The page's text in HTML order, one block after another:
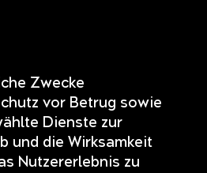
Zwecke
vor Betrug sowie
Dienste zur
und die Wirksamkeit
Nutzererlebnis zu